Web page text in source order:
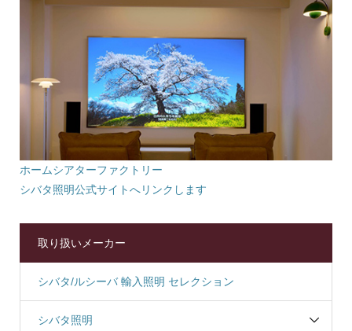
ホームシアターファクトリー
シバタ照明公式サイトへリンクします
取り扱いメーカー
シバタ/ルシーバ 輸入照明 セレクション
シバタ照明